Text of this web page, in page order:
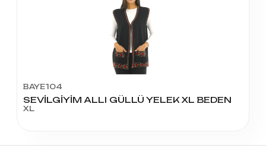
BAYE104
SEVİLGİYİM ALLI GÜLLÜ YELEK XL BEDEN
XL